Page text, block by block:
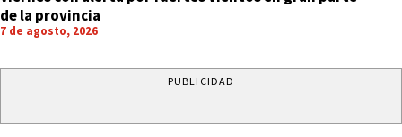
de la provincia
7 de agosto, 2026
PUBLICIDAD